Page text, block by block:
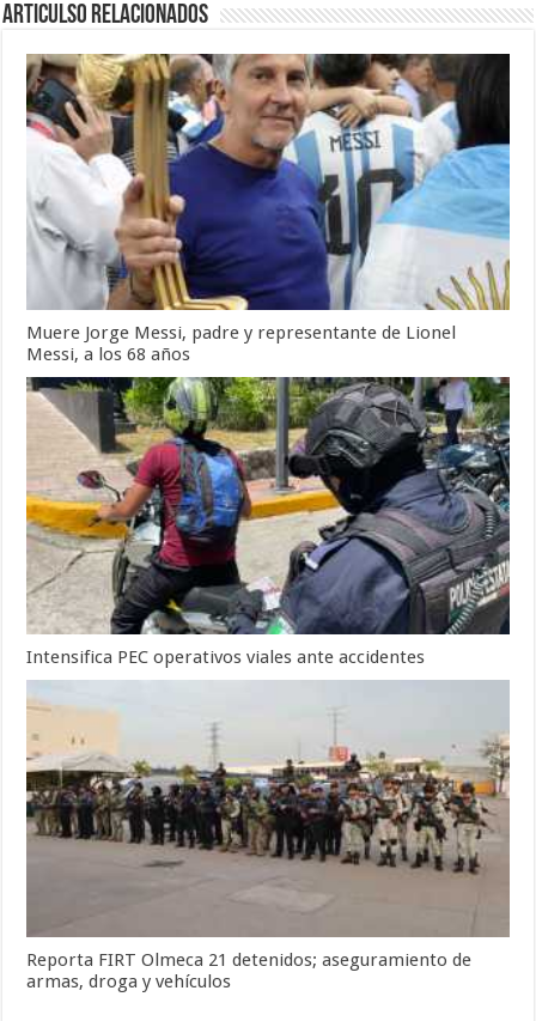
Articulso Relacionados
Muere Jorge Messi, padre y representante de Lionel
Messi, a los 68 años
Intensifica PEC operativos viales ante accidentes
Reporta FIRT Olmeca 21 detenidos; aseguramiento de
armas, droga y vehículos